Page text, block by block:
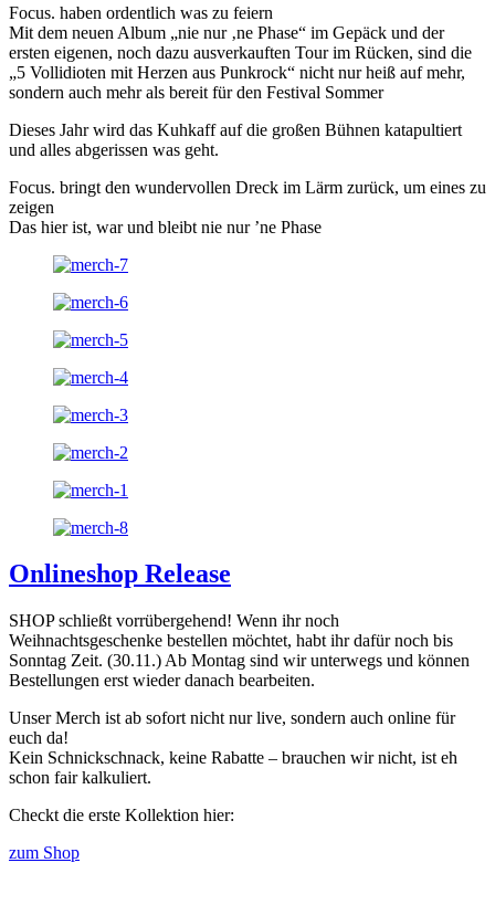
Focus. haben ordentlich was zu feiern
Mit dem neuen Album „nie nur ‚ne Phase“ im Gepäck und der
ersten eigenen, noch dazu ausverkauften Tour im Rücken, sind die
„5 Vollidioten mit Herzen aus Punkrock“ nicht nur heiß auf mehr,
sondern auch mehr als bereit für den Festival Sommer
Dieses Jahr wird das Kuhkaff auf die großen Bühnen katapultiert
und alles abgerissen was geht.
Focus. bringt den wundervollen Dreck im Lärm zurück, um eines zu
zeigen
Das hier ist, war und bleibt nie nur ’ne Phase
Onlineshop Release
SHOP schließt vorrübergehend! Wenn ihr noch
Weihnachtsgeschenke bestellen möchtet, habt ihr dafür noch bis
Sonntag Zeit. (30.11.) Ab Montag sind wir unterwegs und können
Bestellungen erst wieder danach bearbeiten.
Unser Merch ist ab sofort nicht nur live, sondern auch online für
euch da!
Kein Schnickschnack, keine Rabatte – brauchen wir nicht, ist eh
schon fair kalkuliert.
Checkt die erste Kollektion hier:
zum Shop